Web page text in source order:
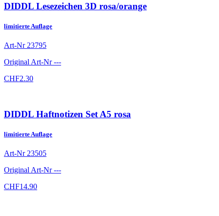
DIDDL Lesezeichen 3D rosa/orange
limitierte Auflage
Art-Nr 23795
Original Art-Nr---
CHF2.30
DIDDL Haftnotizen Set A5 rosa
limitierte Auflage
Art-Nr 23505
Original Art-Nr---
CHF14.90